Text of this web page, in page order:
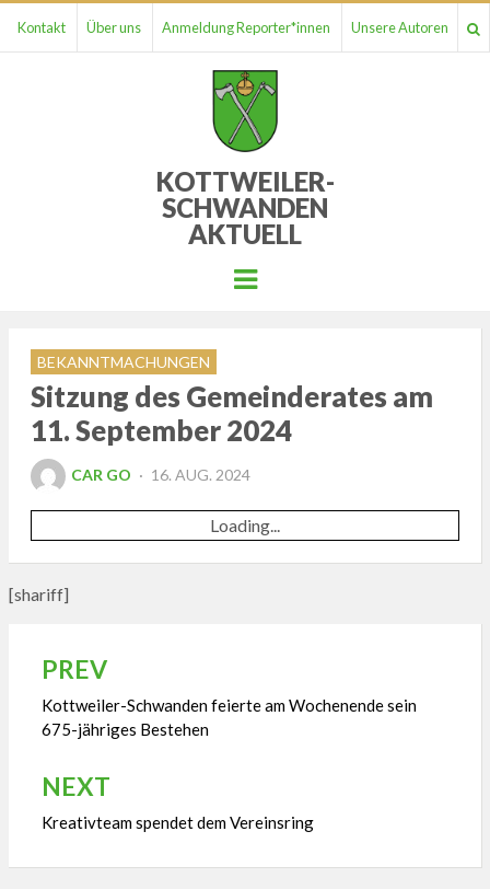
Kontakt Über uns Anmeldung Reporter*innen Unsere Autoren
KOTTWEILER-
SCHWANDEN
AKTUELL
Menu
BEKANNTMACHUNGEN
Sitzung des Gemeinderates am
11. September 2024
CAR GO
POSTED
16. AUG. 2024
Loading...
[shariff]
Beitragsnavigation
PREV
Kottweiler-Schwanden feierte am Wochenende sein
675-jähriges Bestehen
NEXT
Kreativteam spendet dem Vereinsring